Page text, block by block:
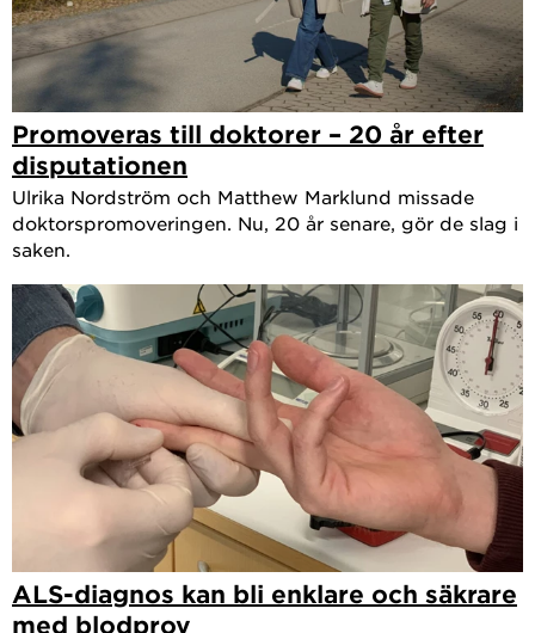
Promoveras till doktorer – 20 år efter
disputationen
Ulrika Nordström och Matthew Marklund missade
doktorspromoveringen. Nu, 20 år senare, gör de slag i
saken.
ALS-diagnos kan bli enklare och säkrare
med blodprov